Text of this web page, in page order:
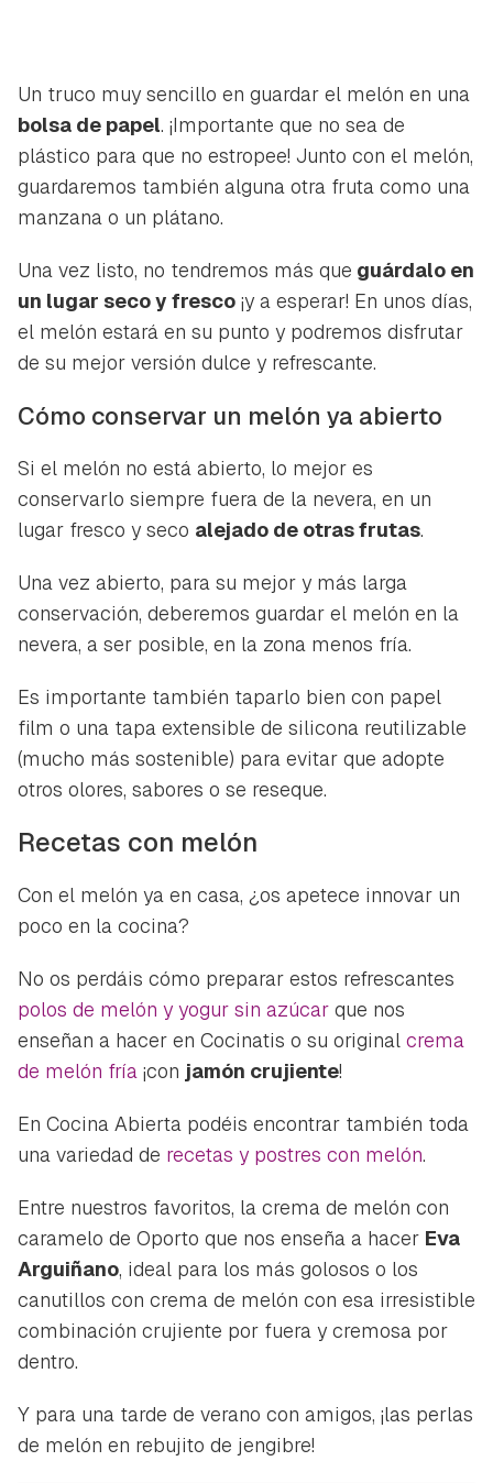
Un truco muy sencillo en guardar el melón en una
bolsa de papel. ¡Importante que no sea de
plástico para que no estropee! Junto con el melón,
guardaremos también alguna otra fruta como una
manzana o un plátano.
Una vez listo, no tendremos más que guárdalo en
un lugar seco y fresco ¡y a esperar! En unos días,
el melón estará en su punto y podremos disfrutar
de su mejor versión dulce y refrescante.
Cómo conservar un melón ya abierto
Si el melón no está abierto, lo mejor es
conservarlo siempre fuera de la nevera, en un
lugar fresco y seco alejado de otras frutas.
Una vez abierto, para su mejor y más larga
conservación, deberemos guardar el melón en la
nevera, a ser posible, en la zona menos fría.
Es importante también taparlo bien con papel
film o una tapa extensible de silicona reutilizable
(mucho más sostenible) para evitar que adopte
otros olores, sabores o se reseque.
Recetas con melón
Con el melón ya en casa, ¿os apetece innovar un
poco en la cocina?
No os perdáis cómo preparar estos refrescantes
polos de melón y yogur sin azúcar que nos
enseñan a hacer en Cocinatis o su original crema
de melón fría ¡con jamón crujiente!
En Cocina Abierta podéis encontrar también toda
una variedad de recetas y postres con melón.
Entre nuestros favoritos, la crema de melón con
caramelo de Oporto que nos enseña a hacer Eva
Arguiñano, ideal para los más golosos o los
canutillos con crema de melón con esa irresistible
combinación crujiente por fuera y cremosa por
dentro.
Y para una tarde de verano con amigos, ¡las perlas
de melón en rebujito de jengibre!